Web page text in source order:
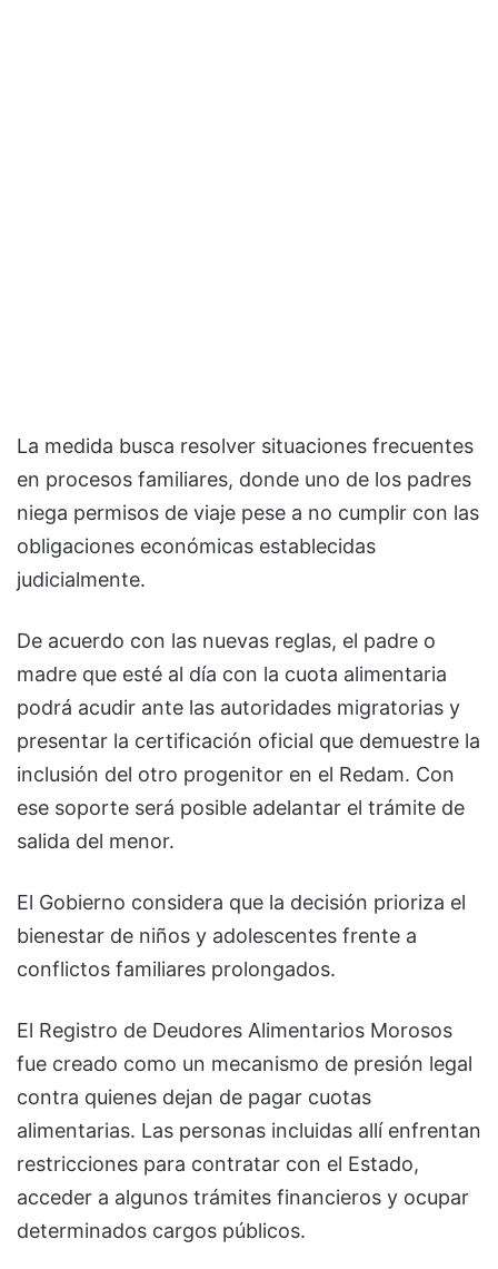
La medida busca resolver situaciones frecuentes
en procesos familiares, donde uno de los padres
niega permisos de viaje pese a no cumplir con las
obligaciones económicas establecidas
judicialmente.
De acuerdo con las nuevas reglas, el padre o
madre que esté al día con la cuota alimentaria
podrá acudir ante las autoridades migratorias y
presentar la certificación oficial que demuestre la
inclusión del otro progenitor en el Redam. Con
ese soporte será posible adelantar el trámite de
salida del menor.
El Gobierno considera que la decisión prioriza el
bienestar de niños y adolescentes frente a
conflictos familiares prolongados.
El Registro de Deudores Alimentarios Morosos
fue creado como un mecanismo de presión legal
contra quienes dejan de pagar cuotas
alimentarias. Las personas incluidas allí enfrentan
restricciones para contratar con el Estado,
acceder a algunos trámites financieros y ocupar
determinados cargos públicos.